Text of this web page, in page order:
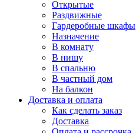
Открытые
Раздвижные
Гардеробные шкафы
Назначение
В комнату
В нишу
В спальню
В частный дом
На балкон
Доставка и оплата
Как сделать заказ
Доставка